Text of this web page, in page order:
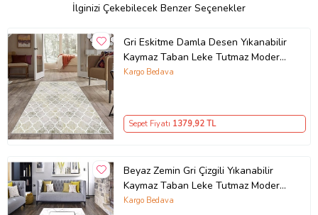
Leke tutmayan halıkumaşından üretilmiştir.
30 derecede yıkayarak düşük devirde sıkmanız önerilir.
Çamaşır suyu ve ağartıcı kullanmayınız.
Seçenekler üzerinden seçtiğiniz ölçülerde üretilerek
gönderilmektedir.
Ürün Kodu:kcm22678387
İlginizi Çekebilecek Benzer Seçenekler
Gri Eskitme Damla Desen Yıkanabilir
Kaymaz Taban Leke Tutmaz Modern
Salon Halısı ve Yolluk (Beyaz)
Kargo Bedava
Sepet Fiyatı 1379,92 TL
Beyaz Zemin Gri Çizgili Yıkanabilir
Kaymaz Taban Leke Tutmaz Modern
Salon Halısı ve Yolluk
Kargo Bedava